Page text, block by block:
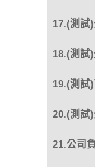
17.(測試
18.(測試
19.(測試
20.(測試
21.公司